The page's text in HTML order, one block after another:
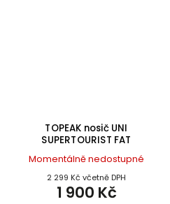
TOPEAK nosič UNI
SUPERTOURIST FAT
Momentálně nedostupné
2 299 Kč včetně DPH
1 900 Kč